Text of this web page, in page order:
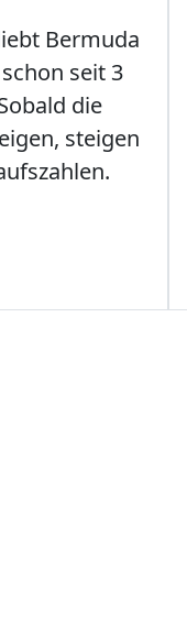
Bermuda
seit 3
die
steigen